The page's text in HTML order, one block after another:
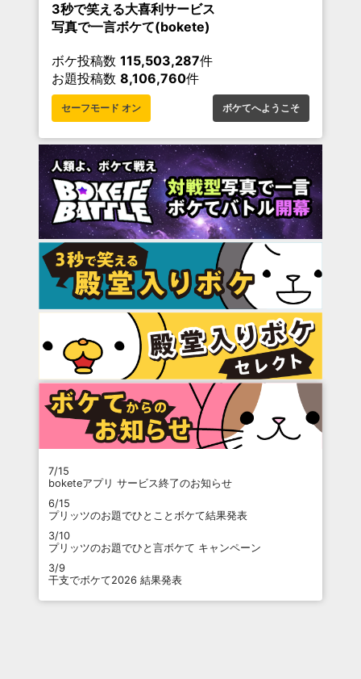
3秒で笑える大喜利サービス
写真で一言ボケて(bokete)
ボケ投稿数 115,503,287件
お題投稿数 8,106,760件
セーフモード オン ボケてへようこそ
7/15
boketeアプリ サービス終了のお知らせ
6/15
プリッツのお題でひとことボケて結果発表
3/10
プリッツのお題でひと言ボケて キャンペーン
3/9
干支でボケて2026 結果発表